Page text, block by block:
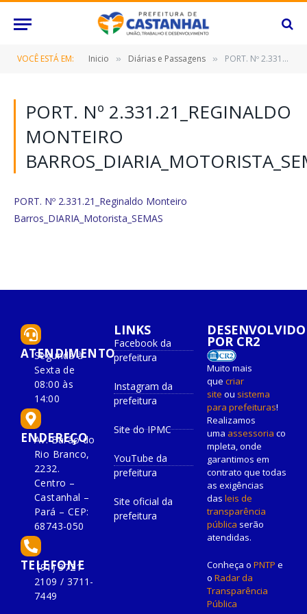
VOCÊ ESTÁ EM: Inicio » Diárias e Passagens » PORT. Nº 2.331.21_Reginaldo Monteiro Barros_DIARIA_Motorista_SEMAS
PORT. Nº 2.331.21_REGINALDO
MONTEIRO
PORT. Nº 2.331.21_Reginaldo Monteiro
Barros_DIARIA_Motorista_SEMAS
ATENDIMENTO
Segunda à
Sexta de
08:00 às
14:00
ENDEREÇO
Av. Barão do
Rio Branco,
2232.
Centro –
Castanhal –
Pará – CEP:
68743-050
TELEFONE
(91) 3721-
2109 / 3711-
7449
LINKS
Facebook da
prefeitura
Instagram da
prefeitura
Site do IPMC
YouTube da
prefeitura
Site oficial da
prefeitura
DESENVOLVIDO
POR CR2
Muito mais
que criar
site ou sistema
para prefeituras!
Realizamos
uma assessoria co
mpleta, onde
garantimos em
contrato que todas
as exigências
das leis de
transparência
pública serão
atendidas.
Conheça o PNTP e
o Radar da
Transparência
Pública